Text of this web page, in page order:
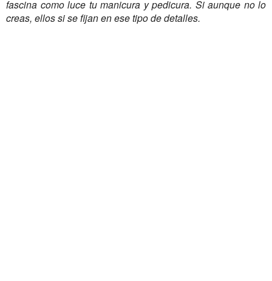
fascina como luce tu manicura y pedicura. Si aunque no lo
creas, ellos si se fijan en ese tipo de detalles.